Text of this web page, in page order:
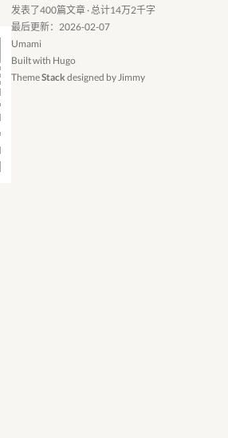
发表了400篇文章 · 总计14万2千字
最后更新：2026-02-07
Umami
Built with Hugo
ThemeStack designed byJimmy